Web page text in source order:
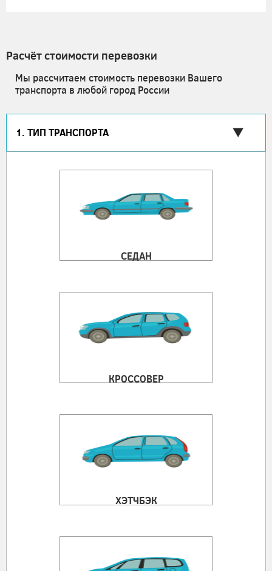
Расчёт стоимости перевозки
Мы рассчитаем стоимость перевозки Вашего
транспорта в любой город России
1. ТИП ТРАНСПОРТА
СЕДАН
КРОССОВЕР
ХЭТЧБЭК